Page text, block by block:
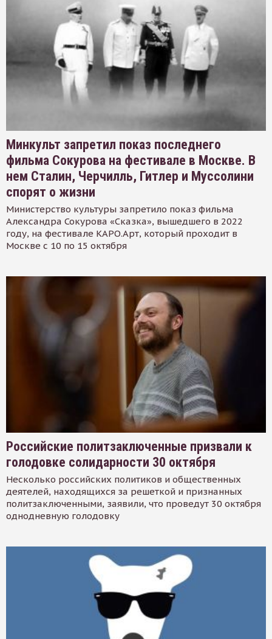
Минкульт запретил показ последнего
фильма Сокурова на фестивале в Москве. В
нем Сталин, Черчилль, Гитлер и Муссолини
спорят о жизни
Министерство культуры запретило показ фильма
Александра Сокурова «Сказка», вышедшего в 2022
году, на фестивале КАРО.Арт, который проходит в
Москве с 10 по 15 октября
Российские политзаключенные призвали к
голодовке солидарности 30 октября
Несколько российских политиков и общественных
деятелей, находящихся за решеткой и признанных
политзаключенными, заявили, что проведут 30 октября
однодневную голодовку